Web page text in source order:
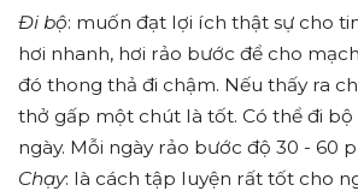
Đi bộ: muốn đạt lợi ích thật sự cho
hơi nhanh, hơi rảo bước để cho
đó thong thả đi chậm. Nếu thấy ra
thở gấp một chút là tốt. Có thể đi
ngày. Mỗi ngày rảo bước độ 30 - 60
Chạy: là cách tập luyện rất tốt cho